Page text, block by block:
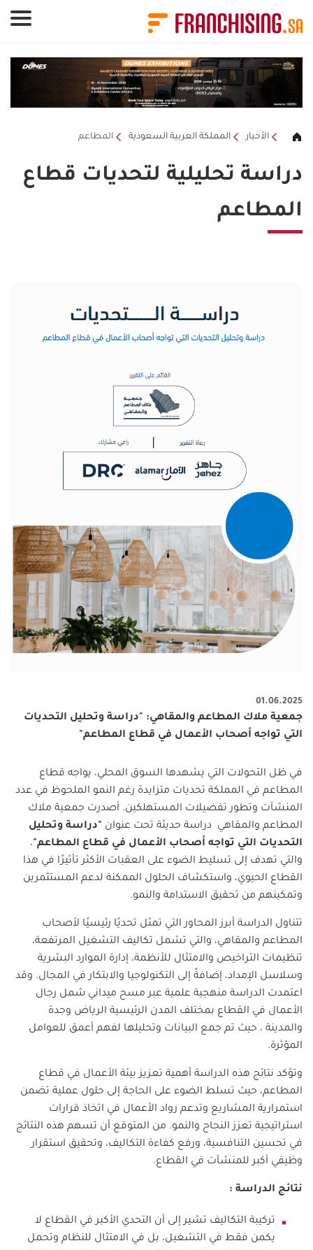
الأخبار المملكة العربية السعودية المطاعم
دراسة تحليلية لتحديات قطاع
المطاعم
01.06.2025
جمعية ملاك المطاعم والمقاهي: "دراسة وتحليل التحديات
التي تواجه أصحاب الأعمال في قطاع المطاعم"
في ظل التحولات التي يشهدها السوق المحلي، يواجه قطاع
المطاعم في المملكة تحديات متزايدة رغم النمو الملحوظ في عدد
المنشآت وتطور تفضيلات المستهلكين. أصدرت جمعية ملاك
المطاعم والمقاهي دراسة حديثة تحت عنوان "دراسة وتحليل
التحديات التي تواجه أصحاب الأعمال في قطاع المطاعم"،
والتي تهدف إلى تسليط الضوء على العقبات الأكثر تأثيرًا في هذا
القطاع الحيوي، واستكشاف الحلول الممكنة لدعم المستثمرين
وتمكينهم من تحقيق الاستدامة والنمو.
تتناول الدراسة أبرز المحاور التي تمثل تحديًا رئيسيًا لأصحاب
المطاعم والمقاهي، والتي تشمل تكاليف التشغيل المرتفعة،
تنظيمات التراخيص والامتثال للأنظمة، إدارة الموارد البشرية
وسلاسل الإمداد، إضافةً إلى التكنولوجيا والابتكار في المجال. وقد
اعتمدت الدراسة منهجية علمية عبر مسح ميداني شمل رجال
الأعمال في القطاع بمختلف المدن الرئيسية الرياض وجدة
والمدينة ، حيث تم جمع البيانات وتحليلها لفهم أعمق للعوامل
المؤثرة.
وتؤكد نتائج هذه الدراسة أهمية تعزيز بيئة الأعمال في قطاع
المطاعم، حيث تسلط الضوء على الحاجة إلى حلول عملية تضمن
استمرارية المشاريع وتدعم رواد الأعمال في اتخاذ قرارات
استراتيجية تعزز النجاح والنمو. من المتوقع أن تسهم هذه النتائج
في تحسين التنافسية، ورفع كفاءة التكاليف، وتحقيق استقرار
وظيفي أكبر للمنشآت في القطاع.
نتائج الدراسة :
تركيبة التكاليف تشير إلى أن التحدي الأكبر في القطاع لا
يكمن فقط في التشغيل، بل في الامتثال للنظام وتحمل
لوحة إدارة ملفات تعريف الارتباط